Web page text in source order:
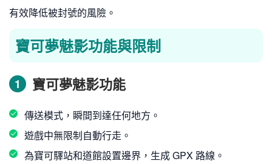
有效降低被封號的風險。
寶可夢魅影功能與限制
1 寶可夢魅影功能
傳送模式，瞬間到達任何地方。
遊戲中無限制自動行走。
為寶可驛站和道館設置邊界，生成 GPX 路線。